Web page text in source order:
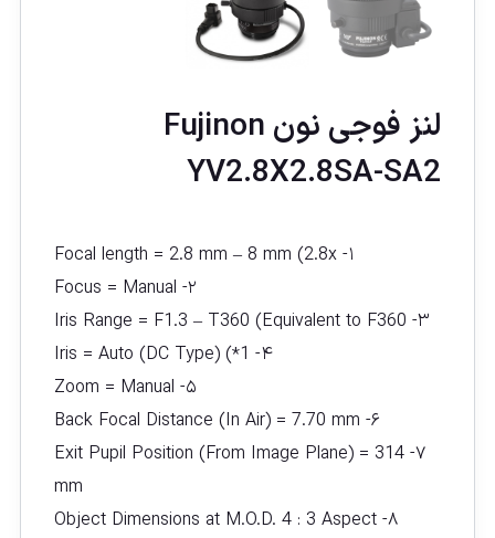
لنز فوجی نون Fujinon
YV2.8X2.8SA-SA2
۱- Focal length = 2.8 mm – 8 mm (2.8x
۲- Focus = Manual
۳- Iris Range = F1.3 – T360 (Equivalent to F360
۴- Iris = Auto (DC Type) (*1
۵- Zoom = Manual
۶- Back Focal Distance (In Air) = 7.70 mm
۷- Exit Pupil Position (From Image Plane) = 314
mm
۸- Object Dimensions at M.O.D. 4 : 3 Aspect